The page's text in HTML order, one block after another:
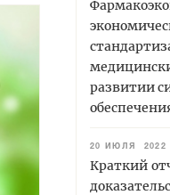
развитии
20 ИЮЛЯ 2022
Краткий